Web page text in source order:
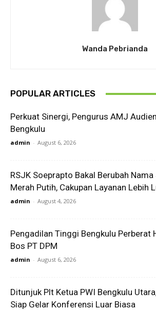
Wanda Pebrianda
POPULAR ARTICLES
Perkuat Sinergi, Pengurus AMJ
Bengkulu
admin - August 6, 2026
RSJK Soeprapto Bakal Berubah
Merah Putih, Cakupan Layanan Lebih
admin - August 4, 2026
Pengadilan Tinggi Bengkulu Perberat
Bos PT DPM
admin - August 6, 2026
Ditunjuk Plt Ketua PWI Bengkulu
Siap Gelar Konferensi Luar Biasa